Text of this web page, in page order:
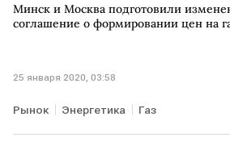
Минск и Москва подготовили
соглашение о формировании цен на
25 января 2020, 03:58
Рынок Энергетика Газ
Отношения России и Белоруссии